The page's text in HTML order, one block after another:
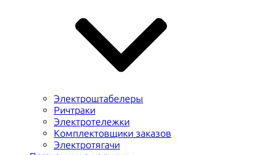
Электроштабелеры
Ричтраки
Электротележки
Комплектовщики заказов
Электротягачи